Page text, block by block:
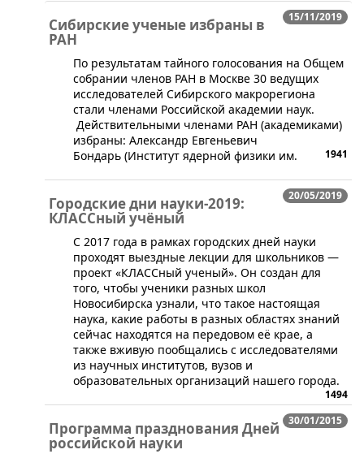
15/11/2019
Сибирские ученые избраны в
РАН
​По результатам тайного голосования на Общем
собрании членов РАН в Москве 30 ведущих
исследователей Сибирского макрорегиона
стали членами Российской академии наук.
Действительными членами РАН (академиками)
избраны: Александр Евгеньевич
Бондарь (Институт ядерной физики им.
1941
20/05/2019
Городские дни науки-2019:
КЛАССный учёный
С 2017 года в рамках городских дней науки
проходят выездные лекции для школьников —
проект «КЛАССный ученый». Он создан для
того, чтобы ученики разных школ
Новосибирска узнали, что такое настоящая
наука, какие работы в разных областях знаний
сейчас находятся на передовом её крае, а
также вживую пообщались с исследователями
из научных институтов, вузов и
образовательных организаций нашего города.
1494
30/01/2015
Программа празднования Дней
российской науки